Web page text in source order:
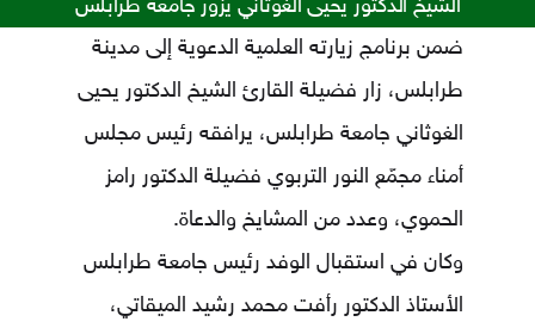
الشيخ الدكتور يحيى الغوثاني يزور جامعة طرابلس
ضمن برنامج زيارته العلمية الدعوية إلى مدينة
طرابلس، زار فضيلة القارئ الشيخ الدكتور يحيى
الغوثاني جامعة طرابلس، يرافقه رئيس مجلس
أمناء مجمّع النور التربوي فضيلة الدكتور رامز
الحموي، وعدد من المشايخ والدعاة.
وكان في استقبال الوفد رئيس جامعة طرابلس
الأستاذ الدكتور رأفت محمد رشيد الميقاتي،